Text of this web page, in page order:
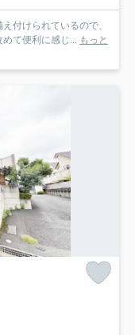
付けられているので、
て便利に感じ... もっと